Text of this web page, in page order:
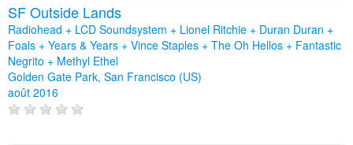
SF Outside Lands
Radiohead + LCD Soundsystem + Lionel Ritchie + Duran Duran +
Foals + Years & Years + Vince Staples + The Oh Hellos + Fantastic
Negrito + Methyl Ethel
Golden Gate Park, San Francisco (US)
août 2016